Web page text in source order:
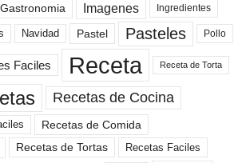
Gastronomia Imagenes Ingredientes
Navidad Pastel Pasteles Pollo
Faciles Receta Receta de Torta
Recetas de Cocina
Recetas de Comida
Recetas de Tortas Recetas Faciles